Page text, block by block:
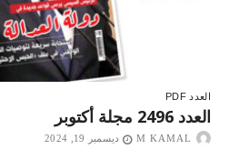
العدد PDF
العدد 2496 مجلة أكتوبر
M KAMAL ديسمبر 19, 2024